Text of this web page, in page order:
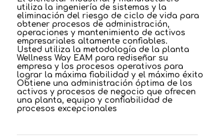
utiliza la ingeniería de sistemas y la
eliminación del riesgo de ciclo de vida para
obtener procesos de administración,
operaciones y mantenimiento de activos
empresariales altamente confiables.
Usted utiliza la metodología de la planta
Wellness Way EAM para rediseñar su
empresa y los procesos operativos para
lograr la máxima fiabilidad y el máximo éxito
Obtiene una administración óptima de los
activos y procesos de negocio que ofrecen
una planta, equipo y confiabilidad de
procesos excepcionales